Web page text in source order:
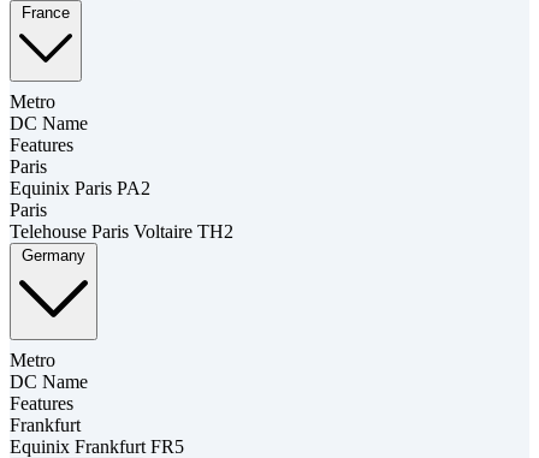
France
Metro
DC Name
Features
Paris
Equinix Paris PA2
Paris
Telehouse Paris Voltaire TH2
Germany
Metro
DC Name
Features
Frankfurt
Equinix Frankfurt FR5